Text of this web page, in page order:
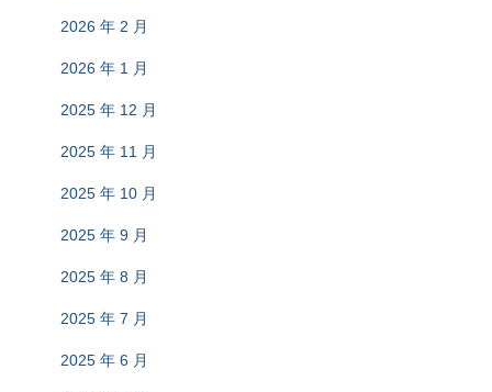
2026 年 2 月
2026 年 1 月
2025 年 12 月
2025 年 11 月
2025 年 10 月
2025 年 9 月
2025 年 8 月
2025 年 7 月
2025 年 6 月